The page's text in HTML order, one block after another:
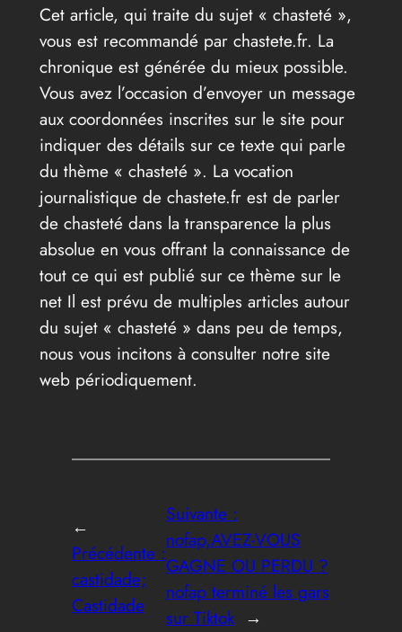
Cet article, qui traite du sujet « chasteté »,
vous est recommandé par chastete.fr. La
chronique est générée du mieux possible.
Vous avez l’occasion d’envoyer un message
aux coordonnées inscrites sur le site pour
indiquer des détails sur ce texte qui parle
du thème « chasteté ». La vocation
journalistique de chastete.fr est de parler
de chasteté dans la transparence la plus
absolue en vous offrant la connaissance de
tout ce qui est publié sur ce thème sur le
net Il est prévu de multiples articles autour
du sujet « chasteté » dans peu de temps,
nous vous incitons à consulter notre site
web périodiquement.
←
Précédente :
castidade;
Castidade
Suivante :
nofap,AVEZ-VOUS
GAGNE OU PERDU ?
nofap terminé les gars
sur Tiktok →